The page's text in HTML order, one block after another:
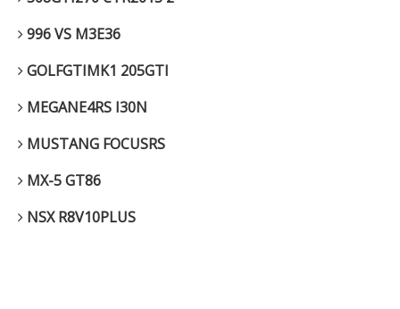
996 VS M3E36
GOLFGTIMK1 205GTI
MEGANE4RS I30N
MUSTANG FOCUSRS
MX-5 GT86
NSX R8V10PLUS